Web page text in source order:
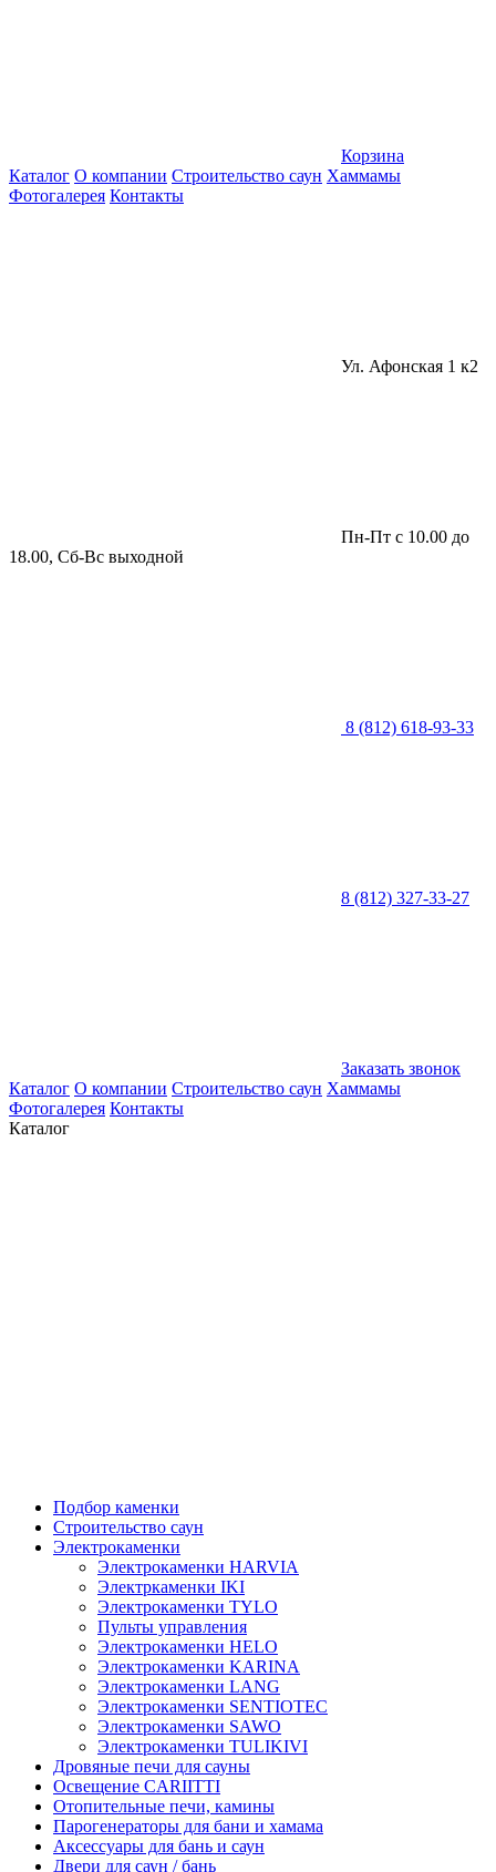
Корзина
Каталог О компании Строительство саун Хаммамы
Фотогалерея Контакты
Ул. Афонская 1 к2
Пн-Пт с 10.00 до
18.00, Сб-Вс выходной
8 (812) 618-93-33
8 (812) 327-33-27
Заказать звонок
Каталог О компании Строительство саун Хаммамы
Фотогалерея Контакты
Каталог
Подбор каменки
Строительство саун
Электрокаменки
Электрокаменки HARVIA
Электркаменки IKI
Электрокаменки TYLO
Пульты управления
Электрокаменки HELO
Электрокаменки KARINA
Электрокаменки LANG
Электрокаменки SENTIOTEC
Электрокаменки SAWO
Электрокаменки TULIKIVI
Дровяные печи для сауны
Освещение CARIITTI
Отопительные печи, камины
Парогенераторы для бани и хамама
Аксессуары для бань и саун
Двери для саун / бань